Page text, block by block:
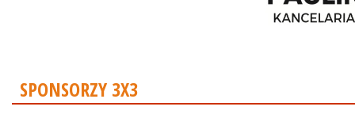
SPONSORZY 3X3